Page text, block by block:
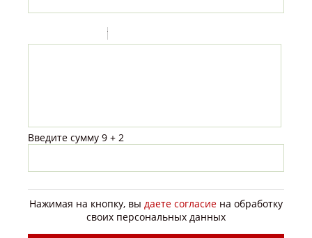
-
-
Введите сумму 9 + 2
Нажимая на кнопку, вы даете согласие на обработку
своих персональных данных